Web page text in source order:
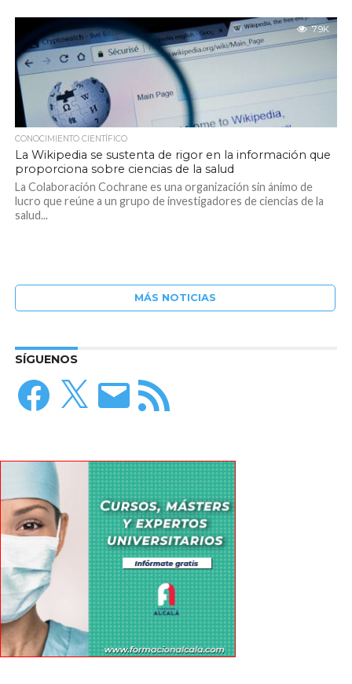
7.9K
CONOCIMIENTO CIENTÍFICO
La Wikipedia se sustenta de rigor en la información que
proporciona sobre ciencias de la salud
La Colaboración Cochrane es una organización sin ánimo de
lucro que reúne a un grupo de investigadores de ciencias de la
salud...
MÁS NOTICIAS
SÍGUENOS
Facebook
X
Correo
electrónico
Feed
RSS